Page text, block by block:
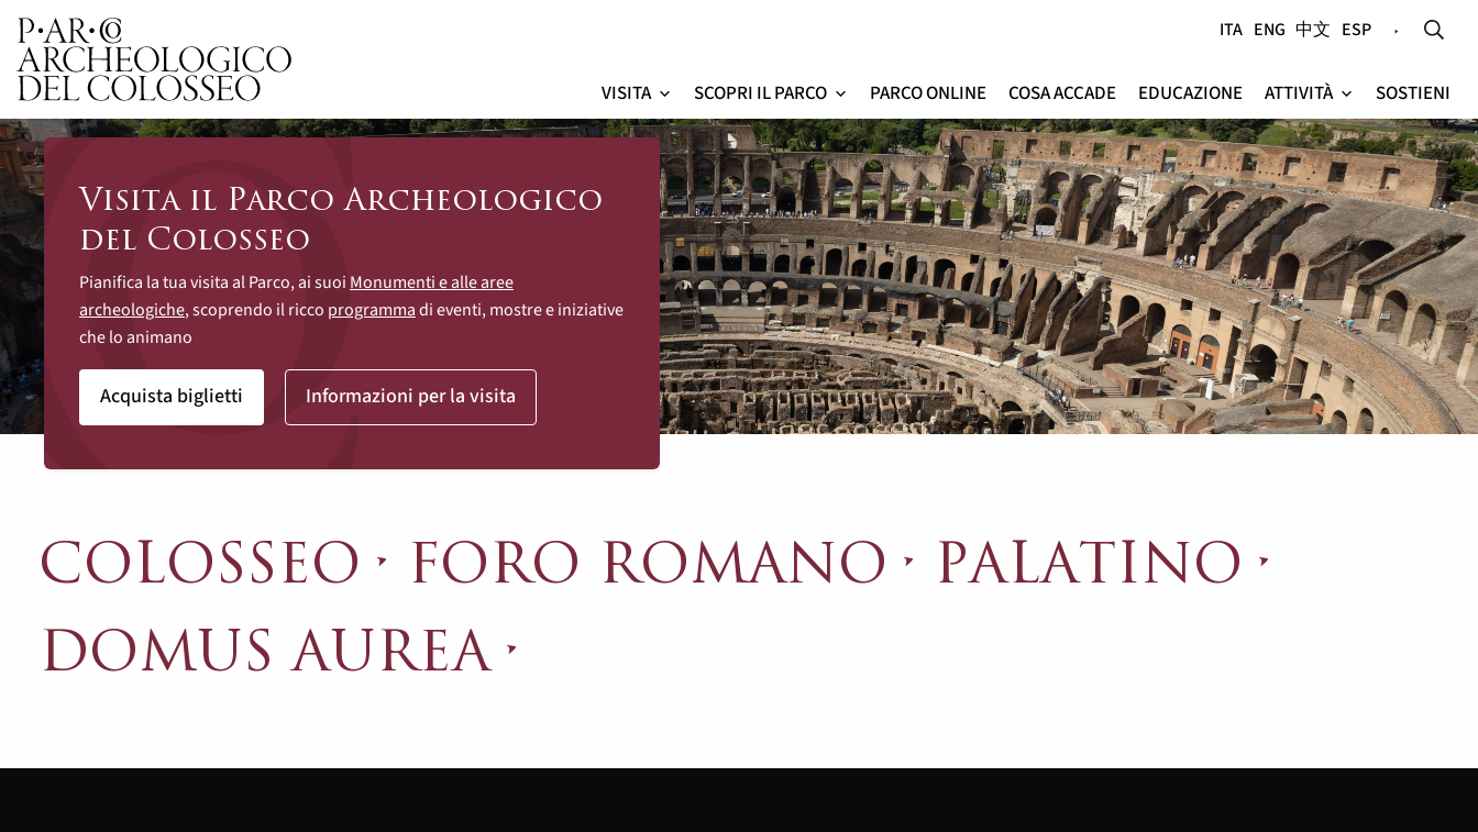
Parco Archeologico del Colosseo - sito ufficiale
ITA ENG 中文 ESP
VISITA SCOPRI IL PARCO PARCO ONLINE COSA ACCADE EDUCAZIONE ATTIVITÀ SOSTIENI
Visita il Parco Archeologico
del Colosseo
Pianifica la tua visita al Parco, ai suoi Monumenti e alle aree
archeologiche, scoprendo il ricco programmadi eventi, mostre e iniziative
che lo animano
Acquista biglietti Informazioni per la visita
COLOSSEO FORO ROMANO
PALATINO
DOMUS AUREA